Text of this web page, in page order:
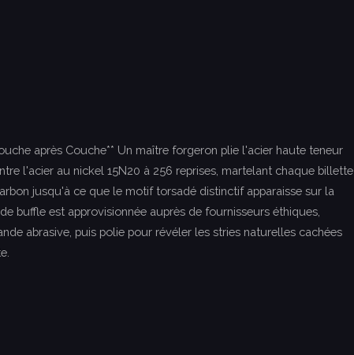
après Couche** Un maître forgeron plie l'acier haute teneur
l'acier au nickel 15N20 à 256 reprises, martelant chaque billette
jusqu'à ce que le motif torsadé distinctif apparaisse sur la
buffle est approvisionnée auprès de fournisseurs éthiques,
abrasive, puis polie pour révéler les stries naturelles cachées